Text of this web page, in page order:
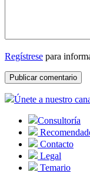
Regístrese para
Únete a nuestro
Consultoría
Contacto
Legal
Temario